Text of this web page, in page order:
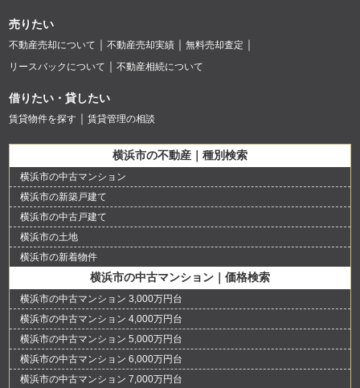
売りたい
不動産売却について 不動産売却実績
無料売却査定
リースバックについて
不動産相続について
借りたい・貸したい
賃貸物件を探す 賃貸管理の相談
横浜市の不動産｜種別検索
横浜市の中古マンション
横浜市の新築戸建て
横浜市の中古戸建て
横浜市の土地
横浜市の新着物件
横浜市の中古マンション｜価格検索
横浜市の中古マンション 3,000万円台
横浜市の中古マンション 4,000万円台
横浜市の中古マンション 5,000万円台
横浜市の中古マンション 6,000万円台
横浜市の中古マンション 7,000万円台